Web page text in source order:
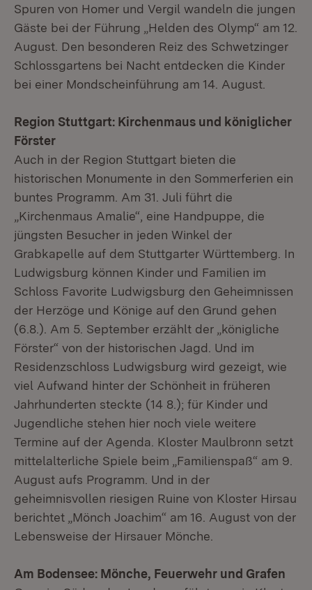
Spuren von Homer und Vergil wandeln die jungen
Gäste bei der Führung „Helden des Olymp“ am 12.
August. Den besonderen Reiz des Schwetzinger
Schlossgartens bei Nacht entdecken die Kinder
bei einer Mondscheinführung am 14. August.
Region Stuttgart: Kirchenmaus und königlicher
Förster
Auch in der Region Stuttgart bieten die
historischen Monumente in den Sommerferien ein
buntes Programm. Am 31. Juli führt die
„Kirchenmaus Amalie“, eine Handpuppe, die
jüngsten Besucher in jeden Winkel der
Grabkapelle auf dem Stuttgarter Württemberg. In
Ludwigsburg können Kinder und Familien im
Schloss Favorite Ludwigsburg den Geheimnissen
der Herzöge und Könige auf den Grund gehen
(6.8.). Am 5. September erzählt der „königliche
Förster“ von der historischen Jagd. Und im
Residenzschloss Ludwigsburg wird gezeigt, wie
viel Aufwand hinter der Schönheit in früheren
Jahrhunderten steckte (14 8.); für Kinder und
Jugendliche stehen hier noch viele weitere
Termine auf der Agenda. Kloster Maulbronn setzt
mittelalterliche Spiele beim „Familienspaß“ am 9.
August aufs Programm. Und in der
geheimnisvollen riesigen Ruine von Kloster Hirsau
berichtet „Mönch Joachim“ am 16. August von der
Lebensweise der Hirsauer Mönche.
Am Bodensee: Mönche, Feuerwehr und Grafen